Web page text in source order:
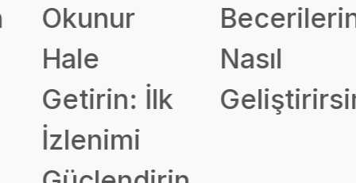
Okunur
Hale
Getirin: İlk
İzlenimi
Nasıl